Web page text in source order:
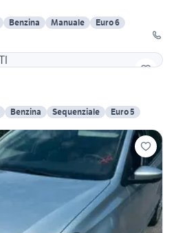
Benzina Manuale
Euro 6
Benzina Sequenziale Euro 5